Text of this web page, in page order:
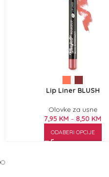
Lip Liner BLUSH
Olovke za usne
7,95 KM – 8,50 KM
ODABERI OPCIJE